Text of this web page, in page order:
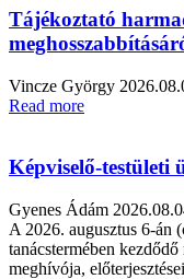
Tájékoztató
Vincze György
Read more
Képviselő-testületi
Gyenes Ádám
A 2026. augusztus 6-án
tanácstermében
meghívója,